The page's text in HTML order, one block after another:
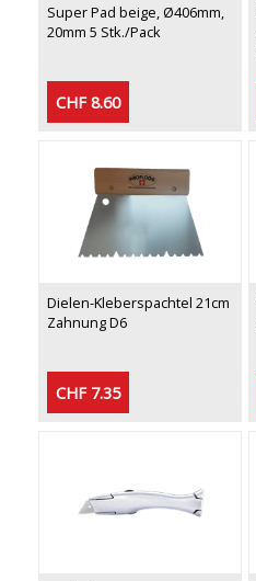
Super Pad beige, Ø406mm,
20mm 5 Stk./Pack
CHF 8.60
Dielen-Kleberspachtel 21cm
Zahnung D6
CHF 7.35